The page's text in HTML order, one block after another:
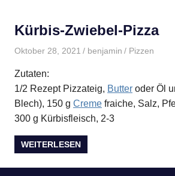
Kürbis-Zwiebel-Pizza
Oktober 28, 2021 benjamin Pizzen
Zutaten:
1/2 Rezept Pizzateig, Butter oder Öl
Blech), 150 g Creme fraiche, Salz,
300 g Kürbisfleisch, 2-3
WEITERLESEN